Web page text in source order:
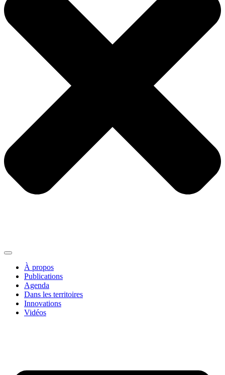
À propos
Publications
Agenda
Dans les territoires
Innovations
Vidéos